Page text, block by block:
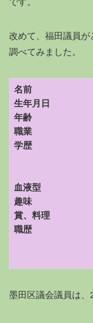
です。
改めて、福田議員
調べてみました。
名前 福田は
生年月日
年齢
職業 墨田
学歴 墨田区
麹町学園
独学で絵
血液
趣味 読ガーデ
賞、料理
職歴 外資系
外国人ジャ
2007年か
墨田区議会議員は、